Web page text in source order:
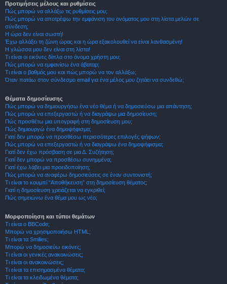
Προτιμήσεις μέλους και ρυθμίσεις
Πώς μπορώ να αλλάξω τις ρυθμίσεις μου;
Πώς μπορώ να αποτρέψω την εμφάνιση του ονόματος μου στη λίστα μελών σε
σύνδεση;
Η ώρα δεν είναι σωστή!
Έχω αλλάξει τη ζώνη ώρας και η ώρα εξακολουθεί να είναι λανθασμένη!
Η γλώσσα μου δεν είναι στη λίστα!
Τι είναι οι εικόνες δίπλα στο όνομα χρήστη μου;
Πώς μπορώ να εμφανίσω ένα άβαταρ;
Τι είναι ο βαθμός μου και πώς μπορώ να τον αλλάξω;
Όταν πατάω στον σύνδεσμο email για ένα μέλος μου ζητάει να συνδεθώ;
Θέματα δημοσίευσης
Πώς μπορώ να δημιουργήσω ένα νέο θέμα ή να δημοσιεύσω μια απάντηση;
Πώς μπορώ να επεξεργαστώ ή να διαγράψω μια δημοσίευση;
Πώς προσθέτω μια υπογραφή στη δημοσίευση μου;
Πώς δημιουργώ ένα δημοψήφισμα;
Γιατί δεν μπορώ να προσθέσω περισσότερες επιλογές ψήφων;
Πώς μπορώ να επεξεργαστώ ή να διαγράψω ένα δημοψήφισμα;
Γιατί δεν έχω πρόσβαση σε μια Δ. Συζήτηση;
Γιατί δεν μπορώ να προσθέσω συνημμένα;
Γιατί έχω λάβει μια προειδοποίηση;
Πώς μπορώ να αναφέρω δημοσιεύσεις σε έναν συντονιστή;
Τι είναι το κουμπί “Αποθήκευση” στη δημοσίευση θέματος;
Γιατί η δημοσίευση χρειάζεται να εγκριθεί;
Πώς σημειώνω ένα θέμα μου ως νέο;
Μορφοποίηση και τύποι θεμάτων
Τι είναι ο BBCode;
Μπορώ να χρησιμοποιήσω HTML;
Τι είναι τα Smilies;
Μπορώ να δημοσιεύω εικόνες;
Τι είναι οι γενικές ανακοινώσεις;
Τι είναι οι ανακοινώσεις;
Τι είναι τα επισημασμένα θέματα;
Τι είναι τα κλειδωμένα θέματα;